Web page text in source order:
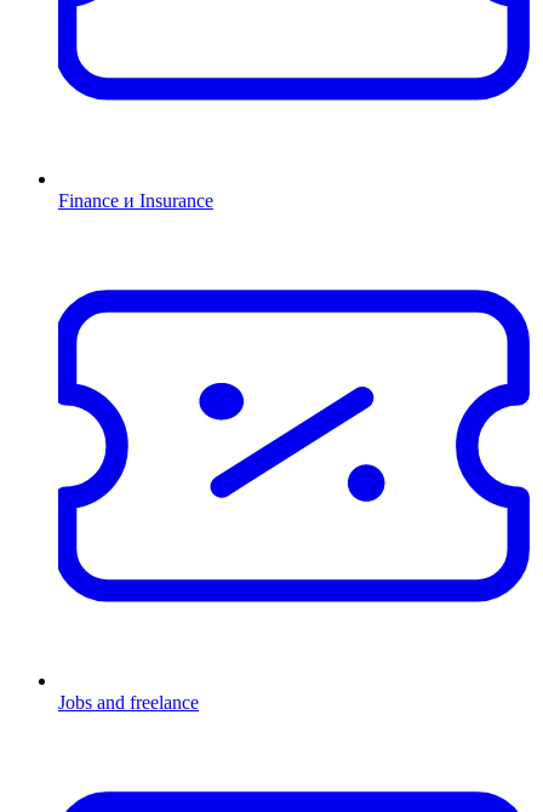
Finance и Insurance
Jobs and freelance